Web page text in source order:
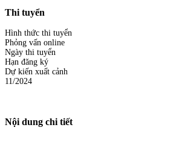
Thi tuyển
Hình thức thi tuyển
Phỏng vấn online
Ngày thi tuyển
Hạn đăng ký
Dự kiến xuất cảnh
11/2024
Nội dung chi tiết